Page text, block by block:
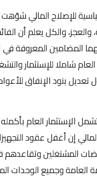
للإصلاح المالي
والعجز، والكل يعلم أن
المضامين المعروفة في
شاملا للإستثمار
تشمل الإستثمار العام
إن أغفل عقود
المشتغلين وتقاعدهم
العامة وجميع الوحدات